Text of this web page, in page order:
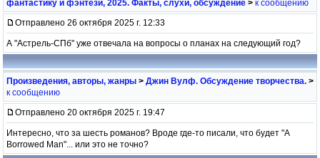
фантастику и фэнтези, 2025. Факты, слухи, обсуждение > к сообщению
Отправлено 26 октября 2025 г. 12:33
А "Астрель-СПб" уже отвечала на вопросы о планах на следующий год?
Произведения, авторы, жанры > Джин Вулф. Обсуждение творчества. >
к сообщению
Отправлено 20 октября 2025 г. 19:47
Интересно, что за шесть романов? Вроде где-то писали, что будет "A
Borrowed Man"... или это не точно?